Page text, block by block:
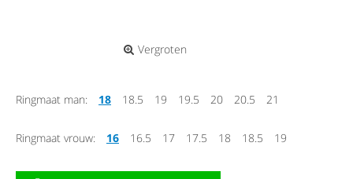
Vergroten
Ringmaat man: 18 18.5 19 19.5 20 20.5 21
Ringmaat vrouw: 16 16.5 17 17.5 18 18.5 19